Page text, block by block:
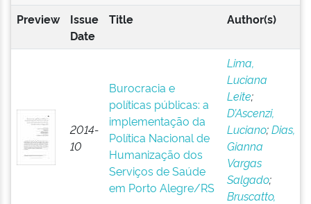
Preview
Issue
Date
Title Author(s)
2014-
10
Burocracia e
políticas públicas: a
implementação da
Política Nacional de
Humanização dos
Serviços de Saúde
em Porto Alegre/RS
Lima,
Luciana
Leite;
D’Ascenzi,
Luciano;Dias,
Gianna
Vargas
Salgado;
Bruscatto,